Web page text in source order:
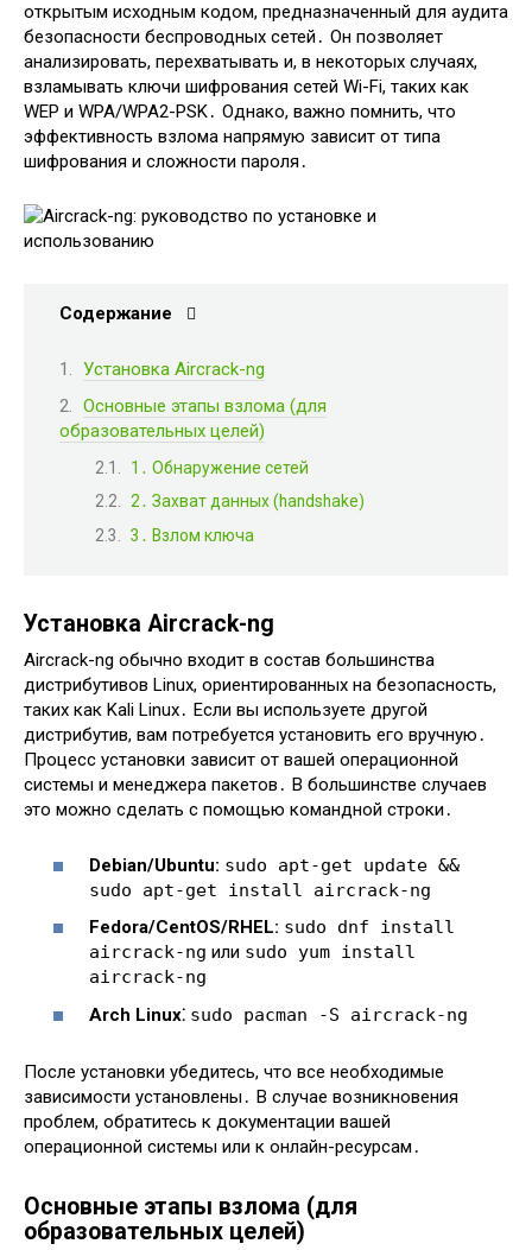
открытым исходным кодом, предназначенный для аудита
безопасности беспроводных сетей․ Он позволяет
анализировать, перехватывать и, в некоторых случаях,
взламывать ключи шифрования сетей Wi-Fi, таких как
WEP и WPA/WPA2-PSK․ Однако, важно помнить, что
эффективность взлома напрямую зависит от типа
шифрования и сложности пароля․
Содержание
Установка Aircrack-ng
Основные этапы взлома (для
образовательных целей)
1․ Обнаружение сетей
2․ Захват данных (handshake)
3․ Взлом ключа
Установка Aircrack-ng
Aircrack-ng обычно входит в состав большинства
дистрибутивов Linux, ориентированных на безопасность,
таких как Kali Linux․ Если вы используете другой
дистрибутив, вам потребуется установить его вручную․
Процесс установки зависит от вашей операционной
системы и менеджера пакетов․ В большинстве случаев
это можно сделать с помощью командной строки․
Debian/Ubuntu: sudo apt-get update &&
sudo apt-get install aircrack-ng
Fedora/CentOS/RHEL: sudo dnf install
aircrack-ng или sudo yum install
aircrack-ng
Arch Linux⁚ sudo pacman -S aircrack-ng
После установки убедитесь, что все необходимые
зависимости установлены․ В случае возникновения
проблем, обратитесь к документации вашей
операционной системы или к онлайн-ресурсам․
Основные этапы взлома (для
образовательных целей)